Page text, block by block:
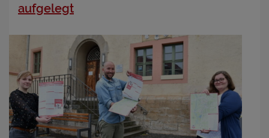
aufgelegt